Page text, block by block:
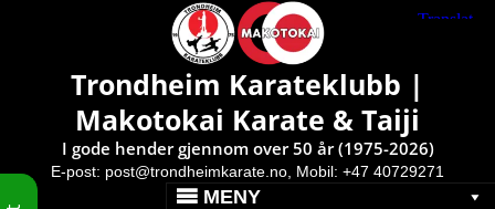
Makotokai Karate & Taiji }
Trondheim Karateklubb |
Makotokai Karate & Taiji
I gode hender gjennom over 50 år (1975-2026)
E-post: post@trondheimkarate.no, Mobil: +47 40729271
MENY
Handlekurv
Du er kanskje interessert i…